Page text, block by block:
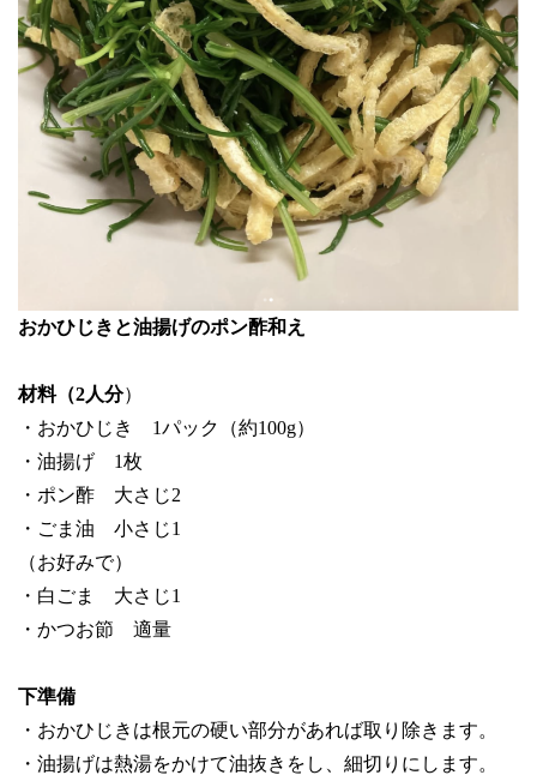
おかひじきと油揚げのポン酢和え
材料（2人分）
・おかひじき 1パック（約100g）
・油揚げ 1枚
・ポン酢 大さじ2
・ごま油 小さじ1
（お好みで）
・白ごま 大さじ1
・かつお節 適量
下準備
・おかひじきは根元の硬い部分があれば取り除きます。
・油揚げは熱湯をかけて油抜きをし、細切りにします。